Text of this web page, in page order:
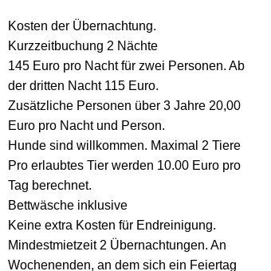
Kosten der Übernachtung.
Kurzzeitbuchung 2 Nächte
145 Euro pro Nacht für zwei Personen. Ab
der dritten Nacht 115 Euro.
Zusätzliche Personen über 3 Jahre 20,00
Euro pro Nacht und Person.
Hunde sind willkommen. Maximal 2 Tiere
Pro erlaubtes Tier werden 10.00 Euro pro
Tag berechnet.
Bettwäsche inklusive
Keine extra Kosten für Endreinigung.
Mindestmietzeit 2 Übernachtungen. An
Wochenenden, an dem sich ein Feiertag